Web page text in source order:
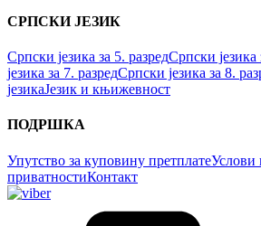
СРПСКИ ЈЕЗИК
Српски језика за 5. разредСрпски језика
језика за 7. разредСрпски језика за 8.
језикаЈезик и књижевност
ПОДРШКА
Упутство за куповину претплатеУслови
приватностиКонтакт